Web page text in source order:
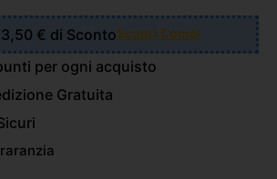
€ di ScontoScopri Come!
per ogni acquisto
Gratuita